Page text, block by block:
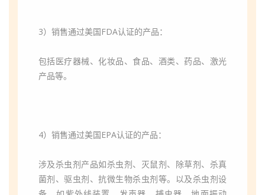
3）销售通过美国FDA认证的产品：
包括医疗器械、化妆品、食品、酒类、药品、激光
产品等。
4）销售通过美国EPA认证的产品：
涉及杀虫剂产品如杀虫剂、灭鼠剂、除草剂、杀真
菌剂、驱虫剂、抗微生物杀虫剂等。以及杀虫剂设